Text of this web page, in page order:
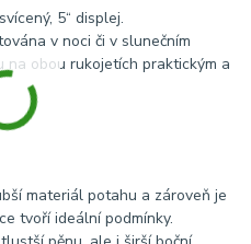
5“ displej.
v noci či v slunečním
na obou rukojetích praktickým a
materiál potahu a zároveň je
tvoří ideální podmínky.